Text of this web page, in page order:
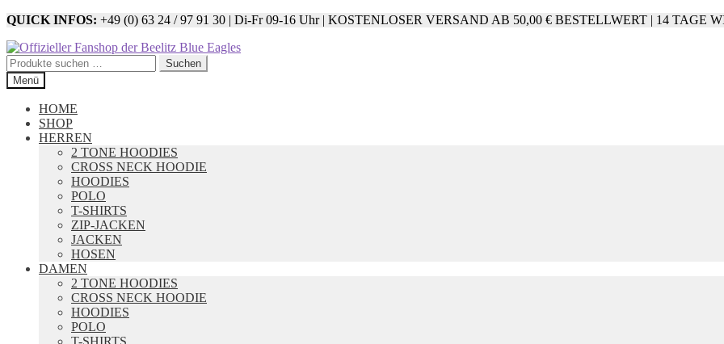
QUICK INFOS: +49 (0) 63 24 / 97 91 30 | Di-Fr 09-16 Uhr | KOSTENLOSER VERSAND AB 50,00 € BESTELLWERT | 14 TAGE
Zur
Navigation
springen
Zum
Inhalt
springen
Suchen
nach:
Suchen
Menü
HOME
SHOP
HERREN
2 TONE HOODIES
CROSS NECK HOODIE
HOODIES
POLO
T-SHIRTS
ZIP-JACKEN
JACKEN
HOSEN
DAMEN
2 TONE HOODIES
CROSS NECK HOODIE
HOODIES
POLO
T-SHIRTS